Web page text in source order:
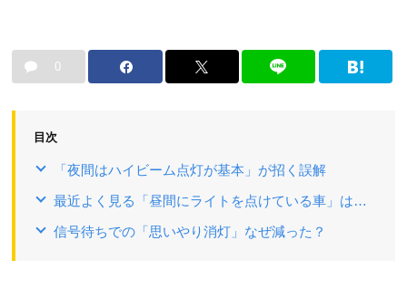
0
目次
「夜間はハイビーム点灯が基本」が招く誤解
最近よく見る「昼間にライトを点けている車」は…
信号待ちでの「思いやり消灯」なぜ減った？